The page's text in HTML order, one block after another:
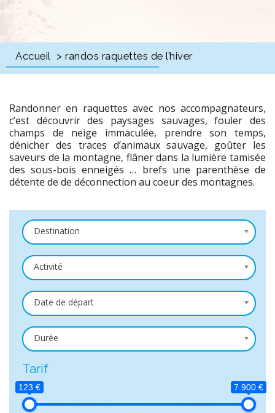
Accueil > randos raquettes de l’hiver
Randonner en raquettes avec nos accompagnateurs,
c’est découvrir des paysages sauvages, fouler des
champs de neige immaculée, prendre son temps,
dénicher des traces d’animaux sauvage, goûter les
saveurs de la montagne, flâner dans la lumière tamisée
des sous-bois enneigés … brefs une parenthèse de
détente de de déconnection au coeur des montagnes.
Destination
Activité
Date de départ
Durée
Tarif
123 € 7.900 €